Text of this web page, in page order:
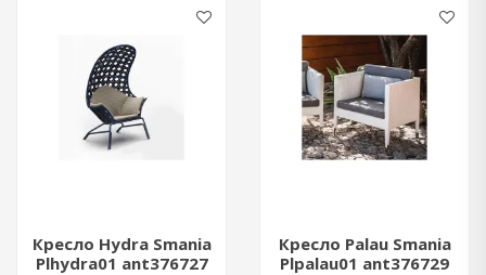
Кресло Hydra Smania
Plhydra01 ant376727
Кресло Palau Smania
Plpalau01 ant376729